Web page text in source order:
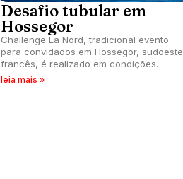
Desafio tubular em
Hossegor
Challenge La Nord, tradicional evento
para convidados em Hossegor, sudoeste
francês, é realizado em condições
épicas na sua versão 2024.
leia mais »